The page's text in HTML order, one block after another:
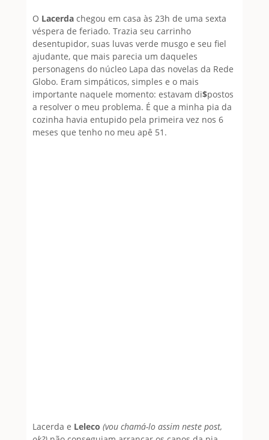
O Lacerda chegou em casa às 23h de uma sexta
véspera de feriado. Trazia seu carrinho
desentupidor, suas luvas verde musgo e seu fiel
ajudante, que mais parecia um daqueles
personagens do núcleo Lapa das novelas da Rede
Globo. Eram simpáticos, simples e o mais
importante naquele momento: estavam di$postos
a resolver o meu problema. É que a minha pia da
cozinha havia entupido pela primeira vez nos 6
meses que tenho no meu apê 51.
Lacerda e Leleco (vou chamá-lo assim neste post,